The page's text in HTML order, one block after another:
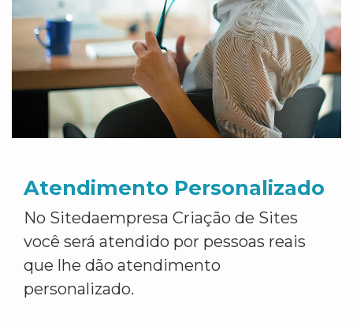
Atendimento Personalizado
No Sitedaempresa Criação de Sites
você será atendido por pessoas reais
que lhe dão atendimento
personalizado.